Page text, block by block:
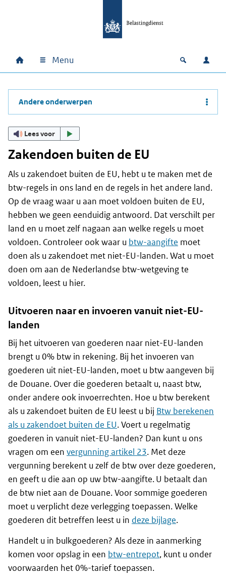
Hoofdnavigatie
Home Menu Open
Andere onderwerpen
Lees voor
Zakendoen buiten de EU
Als u zakendoet buiten de EU, hebt u te maken met de
btw-regels in ons land en de regels in het andere land.
Op de vraag waar u aan moet voldoen buiten de EU,
hebben we geen eenduidig antwoord. Dat verschilt per
land en u moet zelf nagaan aan welke regels u moet
voldoen. Controleer ook waar u btw-aangifte moet
doen als u zakendoet met niet-EU-landen. Wat u moet
doen om aan de Nederlandse btw-wetgeving te
voldoen, leest u hier.
Uitvoeren naar en invoeren vanuit niet-EU-
landen
Bij het uitvoeren van goederen naar niet-EU-landen
brengt u 0% btw in rekening. Bij het invoeren van
goederen uit niet-EU-landen, moet u btw aangeven bij
de Douane. Over die goederen betaalt u, naast btw,
onder andere ook invoerrechten. Hoe u btw berekent
als u zakendoet buiten de EU leest u bij Btw berekenen
als u zakendoet buiten de EU. Voert u regelmatig
goederen in vanuit niet-EU-landen? Dan kunt u ons
vragen om een vergunning artikel 23. Met deze
vergunning berekent u zelf de btw over deze goederen,
en geeft u die aan op uw btw-aangifte. U betaalt dan
de btw niet aan de Douane. Voor sommige goederen
moet u verplicht deze verlegging toepassen. Welke
goederen dit betreffen leest u in deze bijlage.
Handelt u in bulkgoederen? Als deze in aanmerking
komen voor opslag in een btw-entrepot, kunt u onder
voorwaarden het 0%-tarief toepassen.